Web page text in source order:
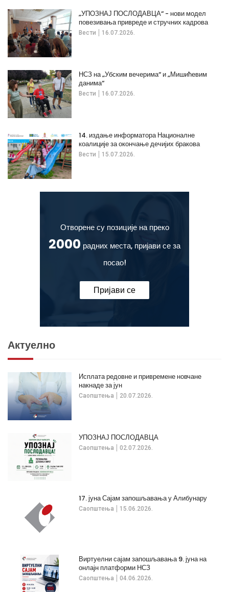
Вести 16.07.2026.
„УПОЗНАЈ ПОСЛОДАВЦА“ - нови модел
повезивања привреде и стручних кадрова
Вести 16.07.2026.
НСЗ на „Убским вечерима“ и „Мишићевим
данима“
Вести 15.07.2026.
14. издање информатора Националне
коалиције за окончање дечијих бракова
Отворене су позиције на преко
2000 радних места, пријави се за
посао!
Пријави се
Актуелно
Саопштења 20.07.2026.
Исплата редовне и привремене новчане
накнаде за јун
Саопштења 02.07.2026.
УПОЗНАЈ ПОСЛОДАВЦА
Саопштења 15.06.2026.
17. јуна Сајам запошљавања у Алибунару
Саопштења 04.06.2026.
Виртуелни сајам запошљавања 9. јуна на
онлајн платформи НСЗ